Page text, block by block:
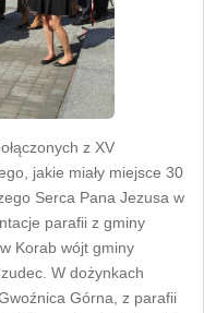
z XV
jakie miały miejsce 30
Serca Pana Jezusa w
parafii z gminy
Korab wójt gminy
W dożynkach
Górna, z parafii